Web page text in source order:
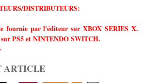
DISTRIBUTEURS:
fournie par l'éditeur sur XBOX SERIES X.
PS5 et NINTENDO SWITCH.
ARTICLE